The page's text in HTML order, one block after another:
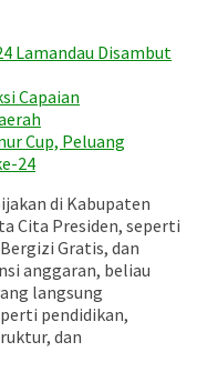
Lamandau Disambut
Capaian
Cup, Peluang
24
di Kabupaten
Cita Presiden, seperti
Gratis, dan
anggaran, beliau
langsung
pendidikan,
dan